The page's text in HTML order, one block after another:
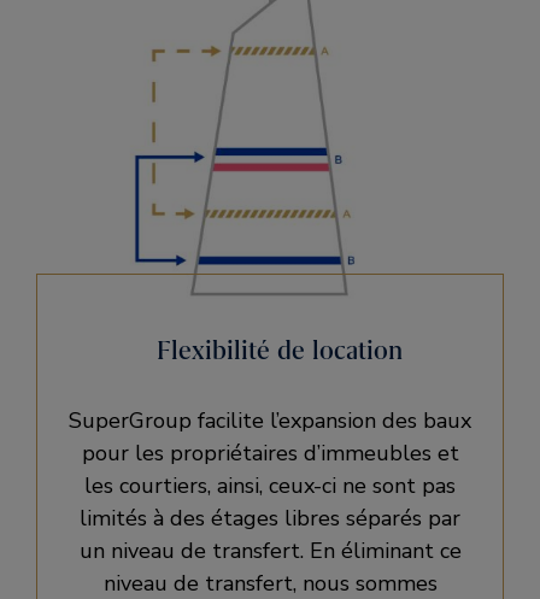
Flexibilité de location
SuperGroup facilite l’expansion des baux
pour les propriétaires d’immeubles et
les courtiers, ainsi, ceux-ci ne sont pas
limités à des étages libres séparés par
un niveau de transfert. En éliminant ce
niveau de transfert, nous sommes